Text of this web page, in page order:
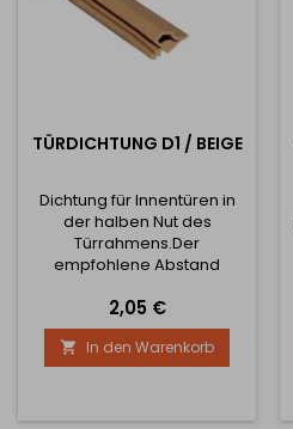
TÜRDICHTUNG D1 / BEIGE
Dichtung für Innentüren in
der halben Nut des
Türrahmens.Der
empfohlene Abstand
dem Türblatt beträgt 5 mm.
Hinweis: Der Preis der
Dichtung ist für 1 Meter.
Preis
2,05 €
 In den Warenkorb